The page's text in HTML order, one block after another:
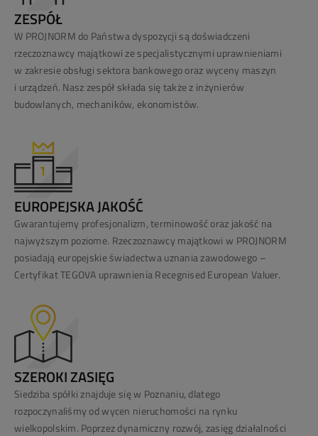
ZESPÓŁ
W PROJNORM do Państwa dyspozycji są doświadczeni
rzeczoznawcy majątkowi ze specjalistycznymi uprawnieniami
w zakresie obsługi sektora bankowego oraz wyceny maszyn
i urządzeń. Nasz zespół składa się także z inżynierów
budowlanych, mechaników, ekonomistów.
EUROPEJSKA JAKOŚĆ
Gwarantujemy profesjonalizm, terminowość oraz jakość na
najwyższym poziome. Rzeczoznawcy majątkowi w PROJNORM
posiadają europejskie świadectwa uznania zawodowego –
Certyfikat TEGOVA uprawnienia Recegnised European Valuer.
SZEROKI ZASIĘG
Siedziba spółki znajduje się w Poznaniu, dlatego
rozpoczynaliśmy od wycen nieruchomości na rynku
wielkopolskim. Poprzez dynamiczny rozwój, zasięg działalności